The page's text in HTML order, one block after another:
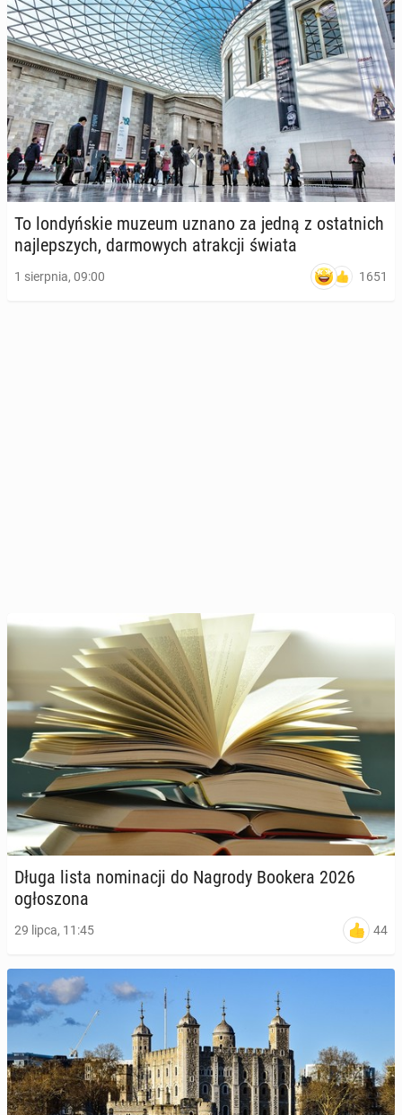
To lon­dyń­skie muzeum uznano za jedną z ostat­nich
naj­lep­szych, dar­mo­wych atrak­cji świata
1 sierpnia, 09:00 1651
Długa lista no­mi­na­cji do Nagrody Bookera 2026
ogło­szo­na
29 lipca, 11:45 44